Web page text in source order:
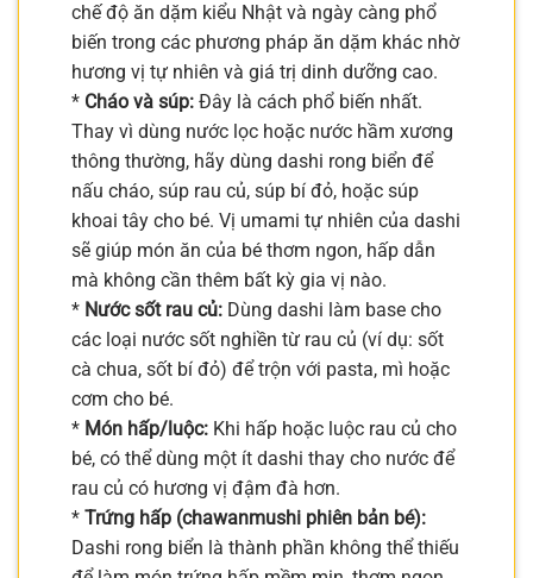
chế độ ăn dặm kiểu Nhật và ngày càng phổ
biến trong các phương pháp ăn dặm khác nhờ
hương vị tự nhiên và giá trị dinh dưỡng cao.
* Cháo và súp: Đây là cách phổ biến nhất.
Thay vì dùng nước lọc hoặc nước hầm xương
thông thường, hãy dùng dashi rong biển để
nấu cháo, súp rau củ, súp bí đỏ, hoặc súp
khoai tây cho bé. Vị umami tự nhiên của dashi
sẽ giúp món ăn của bé thơm ngon, hấp dẫn
mà không cần thêm bất kỳ gia vị nào.
* Nước sốt rau củ: Dùng dashi làm base cho
các loại nước sốt nghiền từ rau củ (ví dụ: sốt
cà chua, sốt bí đỏ) để trộn với pasta, mì hoặc
cơm cho bé.
* Món hấp/luộc: Khi hấp hoặc luộc rau củ cho
bé, có thể dùng một ít dashi thay cho nước để
rau củ có hương vị đậm đà hơn.
* Trứng hấp (chawanmushi phiên bản bé):
Dashi rong biển là thành phần không thể thiếu